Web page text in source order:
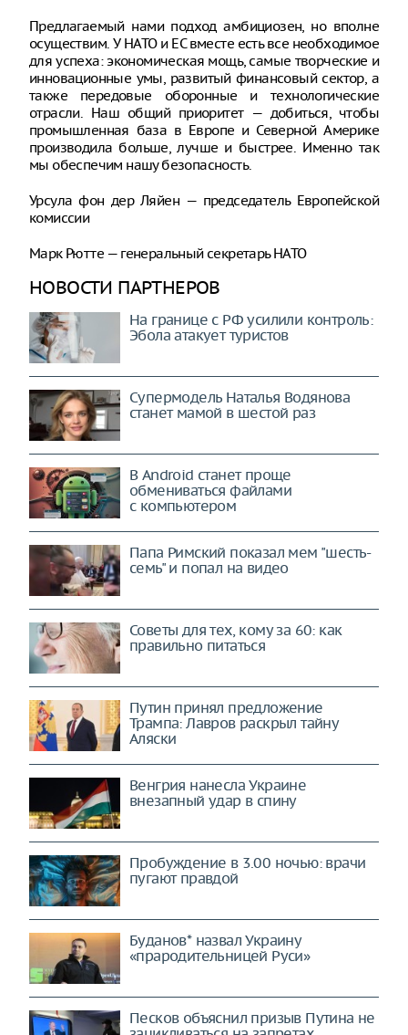
Предлагаемый нами подход амбициозен, но вполне
осуществим. У НАТО и ЕС вместе есть все необходимое
для успеха: экономическая мощь, самые творческие и
инновационные умы, развитый финансовый сектор, а
также передовые оборонные и технологические
отрасли. Наш общий приоритет — добиться, чтобы
промышленная база в Европе и Северной Америке
производила больше, лучше и быстрее. Именно так
мы обеспечим нашу безопасность.
Урсула фон дер Ляйен — председатель Европейской
комиссии
Марк Рютте — генеральный секретарь НАТО
НОВОСТИ ПАРТНЕРОВ
На границе с РФ усилили контроль:
Эбола атакует туристов
Супермодель Наталья Водянова
станет мамой в шестой раз
В Android станет проще
обмениваться файлами
с компьютером
Папа Римский показал мем "шесть-
семь" и попал на видео
Советы для тех, кому за 60: как
правильно питаться
Путин принял предложение
Трампа: Лавров раскрыл тайну
Аляски
Венгрия нанесла Украине
внезапный удар в спину
Пробуждение в 3.00 ночью: врачи
пугают правдой
Буданов* назвал Украину
«прародительницей Руси»
Песков объяснил призыв Путина не